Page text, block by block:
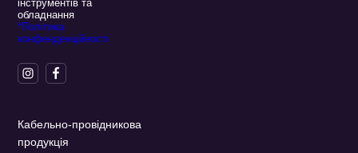
інструментів та
обладнання
*Політика
конфенденційності
Кабельно-провідникова
продукція